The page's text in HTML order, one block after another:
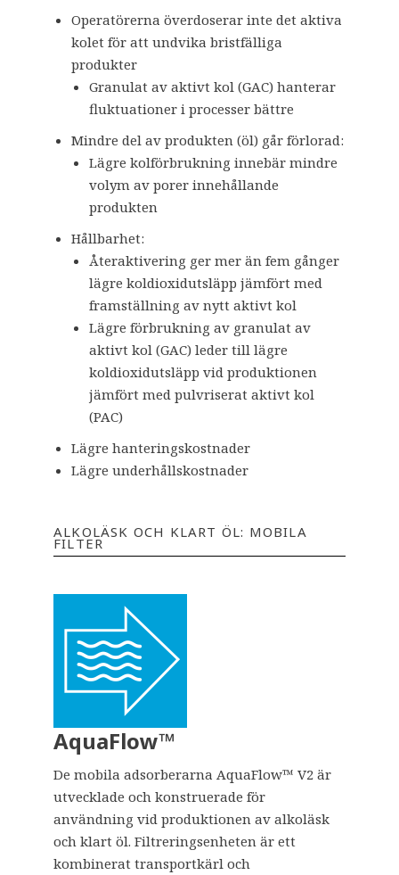
Operatörerna överdoserar inte det aktiva
kolet för att undvika bristfälliga
produkter
Granulat av aktivt kol (GAC) hanterar
fluktuationer i processer bättre
Mindre del av produkten (öl) går förlorad:
Lägre kolförbrukning innebär mindre
volym av porer innehållande
produkten
Hållbarhet:
Återaktivering ger mer än fem gånger
lägre koldioxidutsläpp jämfört med
framställning av nytt aktivt kol
Lägre förbrukning av granulat av
aktivt kol (GAC) leder till lägre
koldioxidutsläpp vid produktionen
jämfört med pulvriserat aktivt kol
(PAC)
Lägre hanteringskostnader
Lägre underhållskostnader
ALKOLÄSK OCH KLART ÖL: MOBILA
FILTER
AquaFlow™
De mobila adsorberarna AquaFlow™ V2 är
utvecklade och konstruerade för
användning vid produktionen av alkoläsk
och klart öl. Filtreringsenheten är ett
kombinerat transportkärl och